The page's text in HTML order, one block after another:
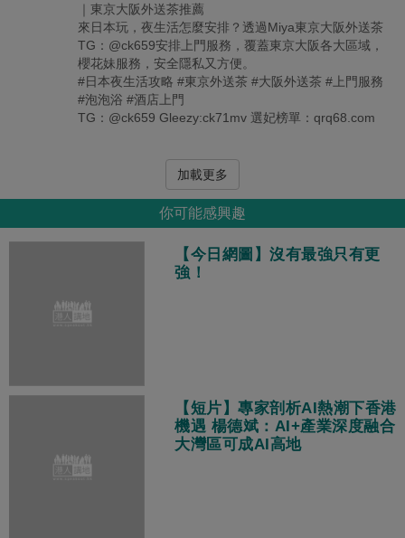
｜東京大阪外送茶推薦
來日本玩，夜生活怎麼安排？透過Miya東京大阪外送茶
TG：@ck659安排上門服務，覆蓋東京大阪各大區域，
櫻花妹服務，安全隱私又方便。
#日本夜生活攻略 #東京外送茶 #大阪外送茶 #上門服務
#泡泡浴 #酒店上門
TG：@ck659 Gleezy:ck71mv 選妃榜單：qrq68.com
加載更多
你可能感興趣
【今日網圖】沒有最強只有更
強！
【短片】專家剖析AI熱潮下香港
機遇 楊德斌：AI+產業深度融合
大灣區可成AI高地